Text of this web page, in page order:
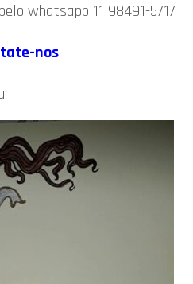
whatsapp 11 98491-5717
nos